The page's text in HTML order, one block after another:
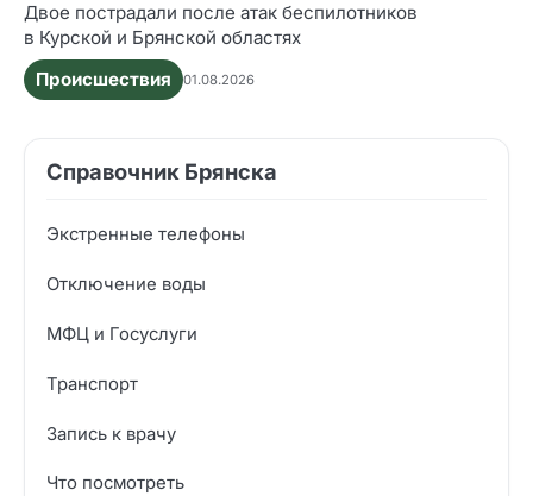
Двое пострадали после атак беспилотников
в Курской и Брянской областях
Происшествия
01.08.2026
Справочник Брянска
Экстренные телефоны
Отключение воды
МФЦ и Госуслуги
Транспорт
Запись к врачу
Что посмотреть